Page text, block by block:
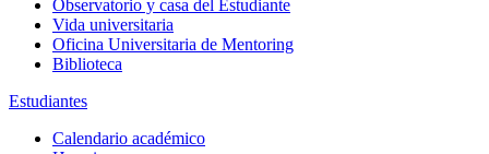
Observatorio y casa del Estudiante
Vida universitaria
Oficina Universitaria de Mentoring
Biblioteca
Estudiantes
Calendario académico